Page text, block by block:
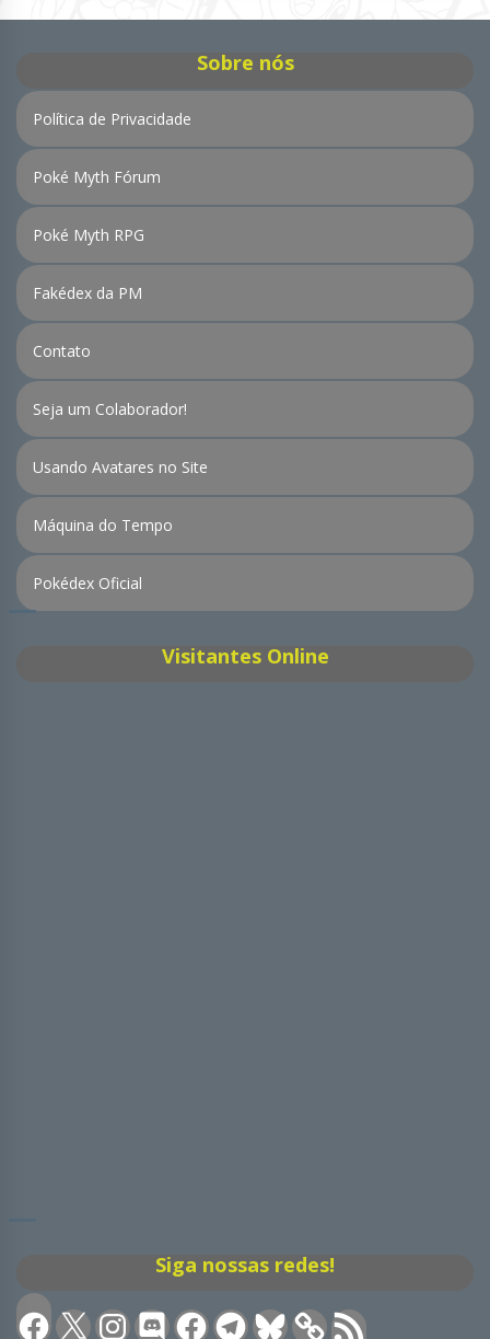
Sobre nós
Política de Privacidade
Poké Myth Fórum
Poké Myth RPG
Fakédex da PM
Contato
Seja um Colaborador!
Usando Avatares no Site
Máquina do Tempo
Pokédex Oficial
Visitantes Online
Siga nossas redes!
Facebook
X Instagram
DiscordFacebookTelegramBluesky Feed
RSS